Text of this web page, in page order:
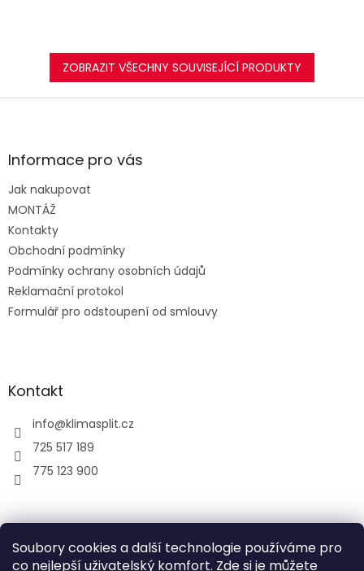
Soubory cookies a další technologie používáme pro
co nejlepší uživatelský komfort. Zde si je můžete
ZOBRAZIT VŠECHNY SOUVISEJÍCÍ PRODUKTY
Z
aInformace pro vás
Jak nakupovat
MONTÁŽ
Kontakty
Obchodní podmínky
Podmínky ochrany osobních údajů
Reklamační protokol
Formulář pro odstoupení od smlouvy
Kontakt
info@klimasplit.cz
725 517 189
775 123 900
air-cool